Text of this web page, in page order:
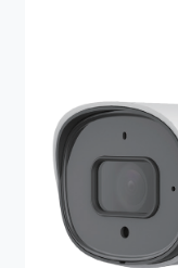
ตัวแทนจำหน่าย
ฝ่ายสนับสนุน